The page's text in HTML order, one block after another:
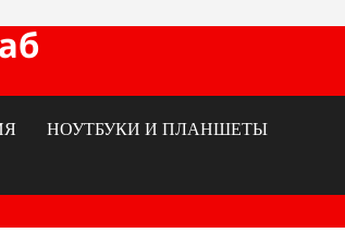
НОУТБУКИ И ПЛАНШЕТЫ